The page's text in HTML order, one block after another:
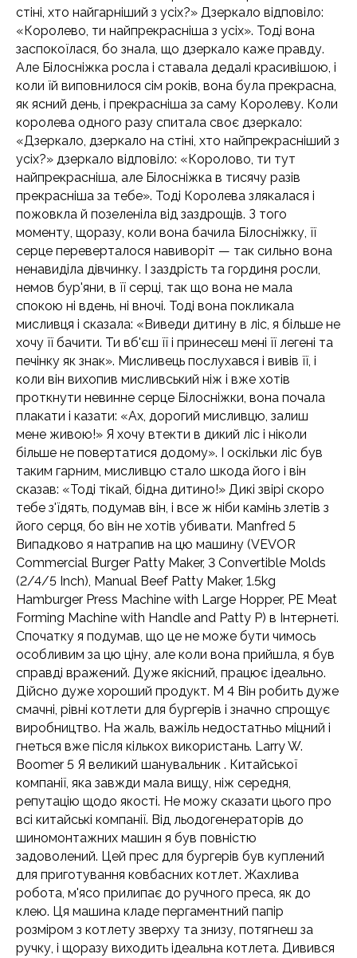
стіні, хто найгарніший з усіх?» Дзеркало відповіло:
«Королево, ти найпрекрасніша з усіх». Тоді вона
заспокоїлася, бо знала, що дзеркало каже правду.
Але Білосніжка росла і ставала дедалі красивішою, і
коли їй виповнилося сім років, вона була прекрасна,
як ясний день, і прекрасніша за саму Королеву. Коли
королева одного разу спитала своє дзеркало:
«Дзеркало, дзеркало на стіні, хто найпрекрасніший з
усіх?» дзеркало відповіло: «Королово, ти тут
найпрекрасніша, але Білосніжка в тисячу разів
прекрасніша за тебе». Тоді Королева злякалася і
пожовкла й позеленіла від заздрощів. З того
моменту, щоразу, коли вона бачила Білосніжку, її
серце переверталося навиворіт — так сильно вона
ненавиділа дівчинку. І заздрість та гординя росли,
немов бур'яни, в її серці, так що вона не мала
спокою ні вдень, ні вночі. Тоді вона покликала
мисливця і сказала: «Виведи дитину в ліс, я більше не
хочу її бачити. Ти вб'єш її і принесеш мені її легені та
печінку як знак». Мисливець послухався і вивів її, і
коли він вихопив мисливський ніж і вже хотів
проткнути невинне серце Білосніжки, вона почала
плакати і казати: «Ах, дорогий мисливцю, залиш
мене живою!» Я хочу втекти в дикий ліс і ніколи
більше не повертатися додому». І оскільки ліс був
таким гарним, мисливцю стало шкода його і він
сказав: «Тоді тікай, бідна дитино!» Дикі звірі скоро
тебе з'їдять, подумав він, і все ж ніби камінь злетів з
його серця, бо він не хотів убивати. Manfred 5
Випадково я натрапив на цю машину (VEVOR
Commercial Burger Patty Maker, 3 Convertible Molds
(2/4/5 Inch), Manual Beef Patty Maker, 1.5kg
Hamburger Press Machine with Large Hopper, PE Meat
Forming Machine with Handle and Patty P) в Інтернеті.
Спочатку я подумав, що це не може бути чимось
особливим за цю ціну, але коли вона прийшла, я був
справді вражений. Дуже якісний, працює ідеально.
Дійсно дуже хороший продукт. M 4 Він робить дуже
смачні, рівні котлети для бургерів і значно спрощує
виробництво. На жаль, важіль недостатньо міцний і
гнеться вже після кількох використань. Larry W.
Boomer 5 Я великий шанувальник . Китайської
компанії, яка завжди мала вищу, ніж середня,
репутацію щодо якості. Не можу сказати цього про
всі китайські компанії. Від льодогенераторів до
шиномонтажних машин я був повністю
задоволений. Цей прес для бургерів був куплений
для приготування ковбасних котлет. Жахлива
робота, м'ясо прилипає до ручного преса, як до
клею. Ця машина кладе пергаментний папір
розміром з котлету зверху та знизу, потягнеш за
ручку, і щоразу виходить ідеальна котлета. Дивився